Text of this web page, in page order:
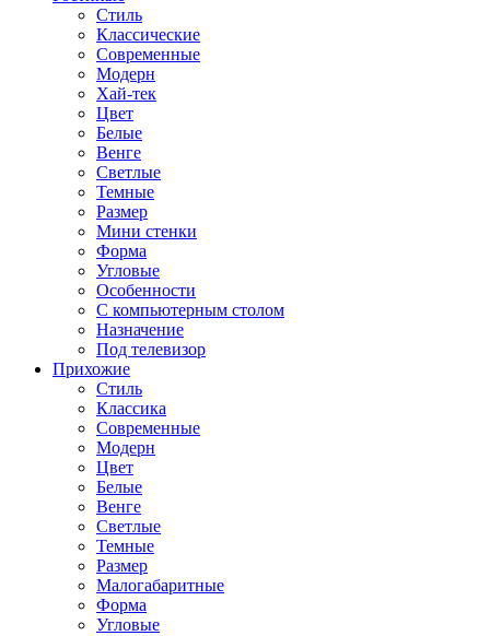
Стиль
Классические
Современные
Модерн
Хай-тек
Цвет
Белые
Венге
Светлые
Темные
Размер
Мини стенки
Форма
Угловые
Особенности
С компьютерным столом
Назначение
Под телевизор
Прихожие
Стиль
Классика
Современные
Модерн
Цвет
Белые
Венге
Светлые
Темные
Размер
Малогабаритные
Форма
Угловые